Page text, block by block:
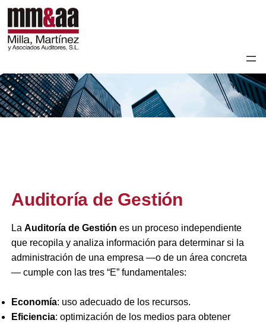
Auditoría de Gestión
La Auditoría de Gestión es un proceso independiente
que recopila y analiza información para determinar si la
administración de una empresa —o de un área concreta
— cumple con las tres “E” fundamentales:
Economía: uso adecuado de los recursos.
Eficiencia: optimización de los medios para obtener